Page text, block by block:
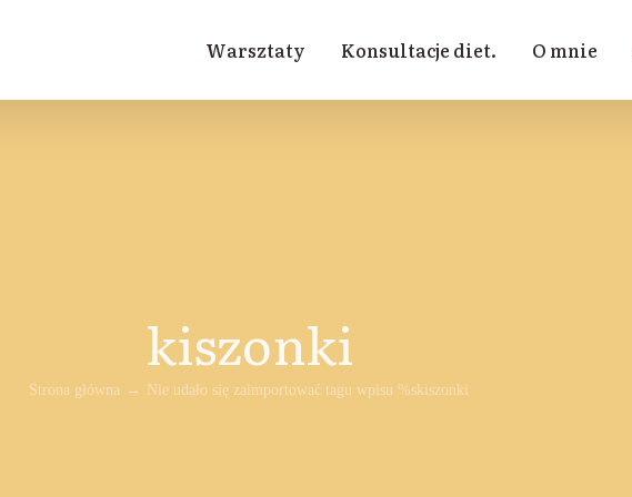
Warsztaty Konsultacje diet. O mnie
kiszonki
Strona główna Nie udało się zaimportować tagu wpisu %skiszonki